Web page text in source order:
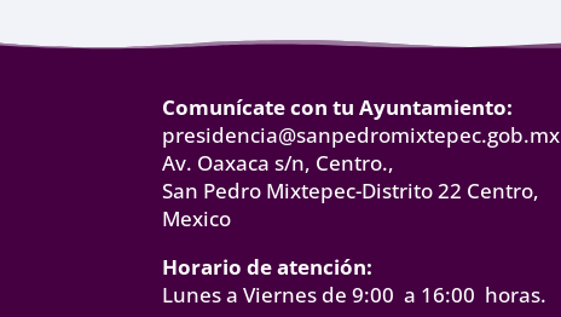
Comunícate con tu Ayuntamiento:
presidencia@sanpedromixtepec.gob.mx
Av. Oaxaca s/n, Centro.,
San Pedro Mixtepec-Distrito 22 Centro,
Mexico
Horario de atención:
Lunes a Viernes de 9:00 a 16:00 horas.